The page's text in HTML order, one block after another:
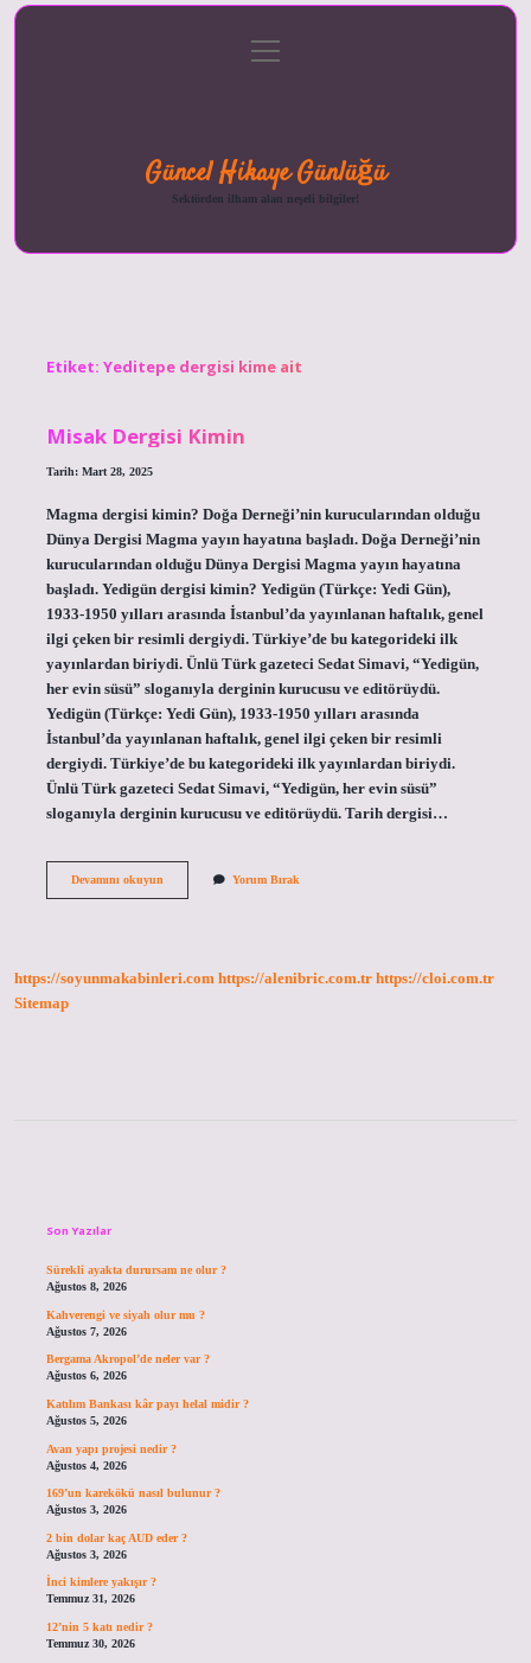
menüyü
aç
Güncel Hikaye Günlüğü
Sektörden ilham alan neşeli bilgiler!
Etiket: Yeditepe dergisi kime ait
Misak Dergisi Kimin
Tarih: Mart 28, 2025
Magma dergisi kimin? Doğa Derneği’nin kurucularından olduğu
Dünya Dergisi Magma yayın hayatına başladı. Doğa Derneği’nin
kurucularından olduğu Dünya Dergisi Magma yayın hayatına
başladı. Yedigün dergisi kimin? Yedigün (Türkçe: Yedi Gün),
1933-1950 yılları arasında İstanbul’da yayınlanan haftalık, genel
ilgi çeken bir resimli dergiydi. Türkiye’de bu kategorideki ilk
yayınlardan biriydi. Ünlü Türk gazeteci Sedat Simavi, “Yedigün,
her evin süsü” sloganıyla derginin kurucusu ve editörüydü.
Yedigün (Türkçe: Yedi Gün), 1933-1950 yılları arasında
İstanbul’da yayınlanan haftalık, genel ilgi çeken bir resimli
dergiydi. Türkiye’de bu kategorideki ilk yayınlardan biriydi.
Ünlü Türk gazeteci Sedat Simavi, “Yedigün, her evin süsü”
sloganıyla derginin kurucusu ve editörüydü. Tarih dergisi…
Devamını okuyunMisak
Yorum Bırak
https://soyunmakabinleri.com https://alenibric.com.tr https://cloi.com.tr
Sitemap
Son Yazılar
Sürekli ayakta durursam ne olur ?
Ağustos 8, 2026
Kahverengi ve siyah olur mu ?
Ağustos 7, 2026
Bergama Akropol’de neler var ?
Ağustos 6, 2026
Katılım Bankası kâr payı helal midir ?
Ağustos 5, 2026
Avan yapı projesi nedir ?
Ağustos 4, 2026
169’un karekökü nasıl bulunur ?
Ağustos 3, 2026
2 bin dolar kaç AUD eder ?
Ağustos 3, 2026
İnci kimlere yakışır ?
Temmuz 31, 2026
12’nin 5 katı nedir ?
Temmuz 30, 2026